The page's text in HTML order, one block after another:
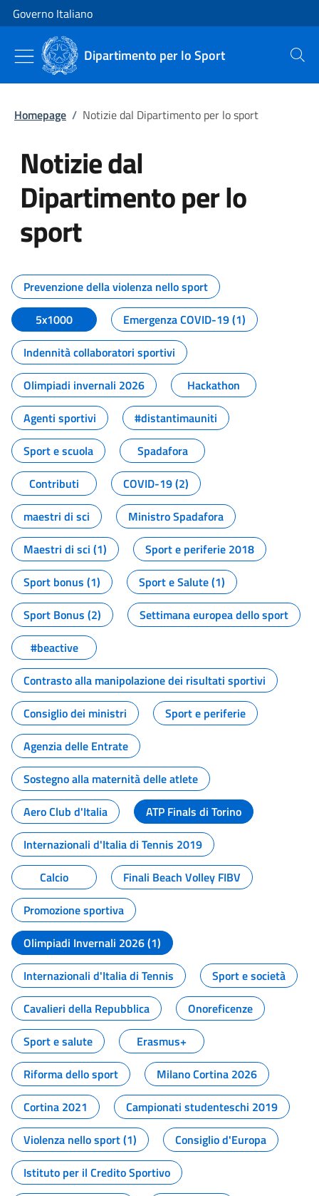
Vai al contenuto
Vai alla navigazione del sito
Governo Italiano
Dipartimento per lo Sport Cerca
Homepage / Notizie dal Dipartimento per lo sport
Notizie dal
Dipartimento per lo
sport
Tutti i contenuti della pagina
Prevenzione della violenza nello sport
5x1000
Emergenza COVID-19 (1)
Indennità collaboratori sportivi
Olimpiadi invernali 2026
Hackathon
Agenti sportivi
#distantimauniti
Sport e scuola
Spadafora
Contributi
COVID-19 (2)
maestri di sci
Ministro Spadafora
Maestri di sci (1)
Sport e periferie 2018
Sport bonus (1)
Sport e Salute (1)
Sport Bonus (2)
Settimana europea dello sport
#beactive
Contrasto alla manipolazione dei risultati sportivi
Consiglio dei ministri
Sport e periferie
Agenzia delle Entrate
Sostegno alla maternità delle atlete
Aero Club d'Italia
ATP Finals di Torino
Internazionali d'Italia di Tennis 2019
Calcio
Finali Beach Volley FIBV
Promozione sportiva
Olimpiadi Invernali 2026 (1)
Internazionali d'Italia di Tennis
Sport e società
Cavalieri della Repubblica
Onoreficenze
Sport e salute
Erasmus+
Riforma dello sport
Milano Cortina 2026
Cortina 2021
Campionati studenteschi 2019
Violenza nello sport (1)
Consiglio d'Europa
Istituto per il Credito Sportivo